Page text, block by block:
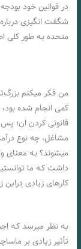
در قوانین خود
شگفت انگیزی
متحده بـه طور کلی
من فکر میکنم
کمی انجام شده
قانونی کردن ان؛
مشاغل، چه نوع
میشوند؟ بـه
داشت کـه ما
کارهای زیادی دراین
بـه نظر میرسد کـه
تأثیر زیادی بر